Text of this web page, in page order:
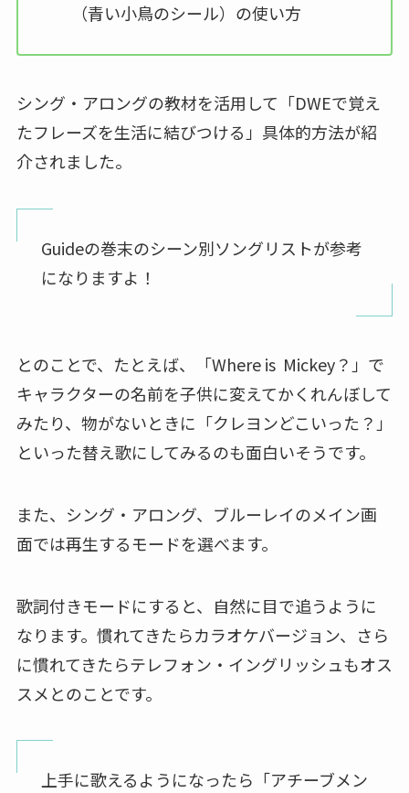
（青い小鳥のシール）の使い方
シング・アロングの教材を活用して「DWEで覚え
たフレーズを生活に結びつける」具体的方法が紹
介されました。
Guideの巻末のシーン別ソングリストが参考
になりますよ！
とのことで、たとえば、「Where is Mickey？」で
キャラクターの名前を子供に変えてかくれんぼして
みたり、物がないときに「クレヨンどこいった？」
といった替え歌にしてみるのも面白いそうです。
また、シング・アロング、ブルーレイのメイン画
面では再生するモードを選べます。
歌詞付きモードにすると、自然に目で追うように
なります。慣れてきたらカラオケバージョン、さら
に慣れてきたらテレフォン・イングリッシュもオス
スメとのことです。
上手に歌えるようになったら「アチーブメン